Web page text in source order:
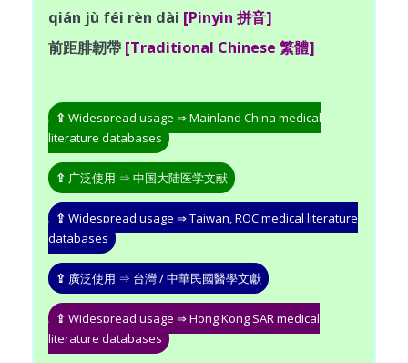
qián jù féi rèn dài [Pinyin 拼音]
前距腓韌帶 [Traditional Chinese 繁體]
⇪ Widespread usage ⇒ Mainland China medical
literature databases
⇪ 广泛使用 ⇒ 中国大陆医学文献
⇪ Widespread usage ⇒ Taiwan, ROC medical literature
databases
⇪ 廣泛使用 ⇒ 台灣 / 中華民國醫學文獻
⇪ Widespread usage ⇒ Hong Kong SAR medical
literature databases